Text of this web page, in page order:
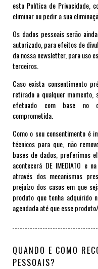
esta Política de Privacidade,
eliminar ou pedir a sua
Os dados pessoais serão
autorizado, para efeitos de
da nossa newsletter, para uso
terceiros.
Caso exista consentimento
retirado a qualquer
efetuado com base no
comprometida.
Como o seu consentimento é
técnicos para que, não
bases de dados, preferimos
acontecerá DE IMEDIATO e
através dos mecanismos
prejuízo dos casos em que
produto que tenha adquirido
agendada até que esse
QUANDO E COMO
PESSOAIS?